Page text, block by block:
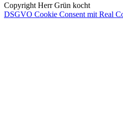
Copyright Herr Grün kocht
DSGVO Cookie Consent mit Real